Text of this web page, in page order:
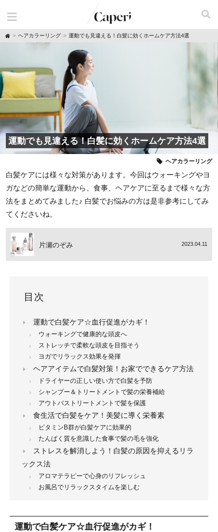
H
ヘアカラーリング 運動でも見違える！白髪に効くホームケア方法4選
運動でも見違える！白髪に効くホームケア方法4選
ヘアカラーリング
白髪ケアには様々な対策があります。今回はウォーキングやヨ
ガなどの簡単な運動から、食事、ヘアケアに至るまで様々な方
法をまとめてみました♪ 白髪でお悩みの方は是非参考にしてみ
てくださいね。
片瀬のぞみ 2023.04.11
目次
運動で白髪ケア☆血行促進がカギ！
ウォーキングで健康的な頭皮へ
ストレッチで柔軟な頭皮を目指そう
ヨガでリラックス効果を発揮
ヘアアイテムで白髪対策！お家でできるケア方法
ドライヤーの正しい使い方で白髪を予防
シャンプー＆トリートメントで髪の栄養補給
アウトバストリートメントで髪を保護
食生活で白髪をケア！美髪に導く栄養素
ビタミンB群が白髪ケアに効果的
たんぱく質を意識した食事で髪の毛を強化
ストレスを解消しよう！白髪の原因を抑えるリラ
ックス法
アロマテラピーで心身のリフレッシュ
お風呂でリラックスタイムを楽しむ
運動で白髪ケア☆血行促進がカギ！